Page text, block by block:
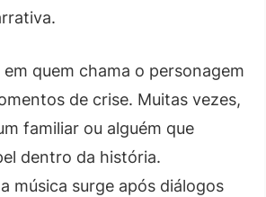
quem chama o personagem
de crise. Muitas vezes,
familiar ou alguém que
dentro da história.
música surge após diálogos